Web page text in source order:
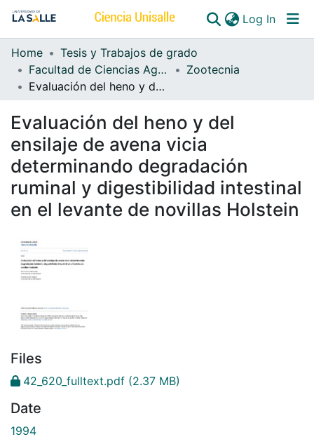
Log In
Communities & Collections
All of DSpace
Home
Tesis y Trabajos de grado
Facultad de Ciencias Agropecuarias
Zootecnia
Evaluación del heno y del ensilaje de avena vicia determinando degradación ruminal y digestibilidad intestinal en el levante de novillas Holstein
Evaluación del heno y del
ensilaje de avena vicia
determinando degradación
ruminal y digestibilidad intestinal
en el levante de novillas Holstein
Files
42_620_fulltext.pdf (2.37 MB)
Date
1994